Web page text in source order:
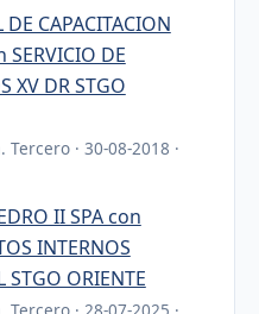
CAPACITACION
SERVICIO DE
XV DR STGO
· 30-08-2018 ·
II SPA con
INTERNOS
STGO ORIENTE